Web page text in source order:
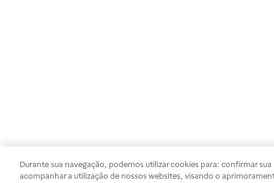
Durante sua navegação, podemos utilizar cookies para: confirmar
acompanhar a utilização de nossos websites, visando o